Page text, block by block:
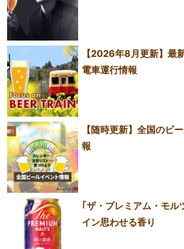
【2026年8月更新】最
電車運行情報
【随時更新】全国のビ
報
｢ザ・プレミアム・モル
イン思わせる香り